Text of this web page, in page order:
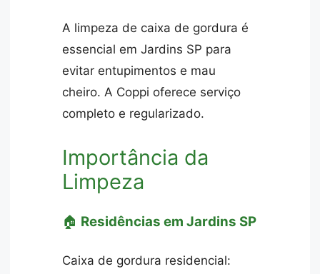
A limpeza de caixa de gordura é
essencial em Jardins SP para
evitar entupimentos e mau
cheiro. A Coppi oferece serviço
completo e regularizado.
Importância da
Limpeza
🏠 Residências em Jardins SP
Caixa de gordura residencial: